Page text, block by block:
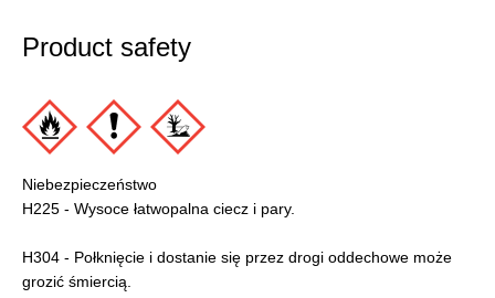
Product safety
Niebezpieczeństwo
H225 - Wysoce łatwopalna ciecz i pary.
H304 - Połknięcie i dostanie się przez drogi oddechowe może
grozić śmiercią.